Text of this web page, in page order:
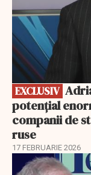
EXCLUSIV
potențial
companii de
ruse
17 FEBRUARIE 2026
EXCLUSIV